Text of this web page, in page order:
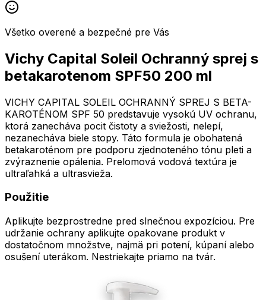
Všetko overené a bezpečné pre Vás
Vichy Capital Soleil Ochranný sprej s
betakarotenom SPF50 200 ml
VICHY CAPITAL SOLEIL OCHRANNÝ SPREJ S BETA-
KAROTÉNOM SPF 50 predstavuje vysokú UV ochranu,
ktorá zanecháva pocit čistoty a sviežosti, nelepí,
nezanecháva biele stopy. Táto formula je obohatená
betakaroténom pre podporu zjednoteného tónu pleti a
zvýraznenie opálenia. Prelomová vodová textúra je
ultraľahká a ultrasvieža.
Použitie
Aplikujte bezprostredne pred slnečnou expozíciou. Pre
udržanie ochrany aplikujte opakovane produkt v
dostatočnom množstve, najmä pri potení, kúpaní alebo
osušení uterákom. Nestriekajte priamo na tvár.